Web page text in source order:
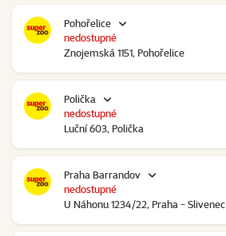
Pohořelice
Znojemská 1151, Pohořelice
nedostupné
Polička
Luční 603, Polička
nedostupné
Praha Barrandov
U Náhonu 1234/22, Praha - Slivenec
nedostupné